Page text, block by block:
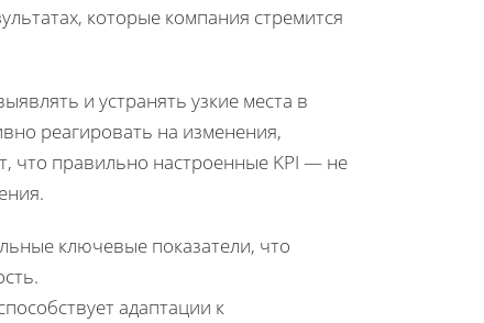
которые компания стремится
и устранять узкие места в
реагировать на изменения,
что правильно настроенные KPI — не
ключевые показатели, что
адаптации к